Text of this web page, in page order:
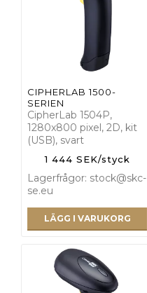
CIPHERLAB 1500-
SERIEN
CipherLab 1504P,
1280x800 pixel, 2D, kit
(USB), svart
1 444 SEK/styck
Lagerfrågor: stock@skc-
se.eu
LÄGG I VARUKORG